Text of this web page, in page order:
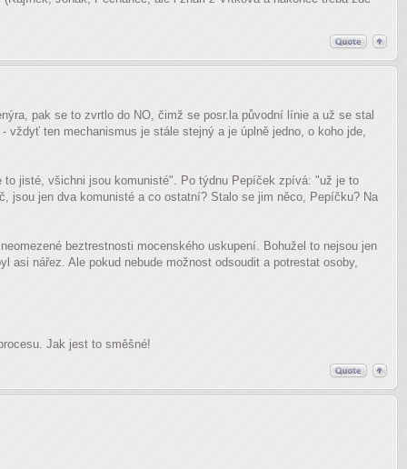
pak se to zvrtlo do NO, čimž se posr.la původní línie a už se stal
ten mechanismus je stále stejný a je úplně jedno, o koho jde,
jisté, všichni jsou komunisté". Po týdnu Pepíček zpívá: "už je to
jsou jen dva komunisté a co ostatní? Stalo se jim něco, Pepíčku? Na
beztrestnosti mocenského uskupení. Bohužel to nejsou jen
nářez. Ale pokud nebude možnost odsoudit a potrestat osoby,
Jak jest to směšné!